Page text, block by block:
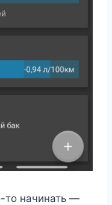
то начинать —